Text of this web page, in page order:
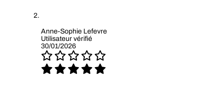
Anne-Sophie Lefevre
Utilisateur vérifié
30/01/2026